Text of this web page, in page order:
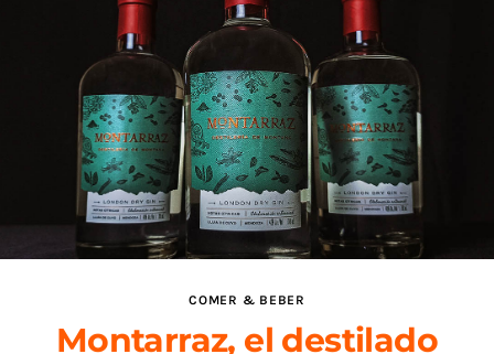
GASTRONOMÍA
ARTE & CULTURA
MÚSICA
DÓNDE IR
TENDENCIAS
COMER & BEBER
Montarraz, el destilado